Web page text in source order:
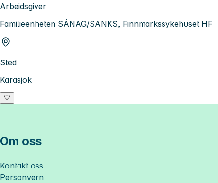
Arbeidsgiver
Familieenheten SÁNAG/SANKS, Finnmarkssykehuset HF
Sted
Karasjok
Om oss
Kontakt oss
Personvern